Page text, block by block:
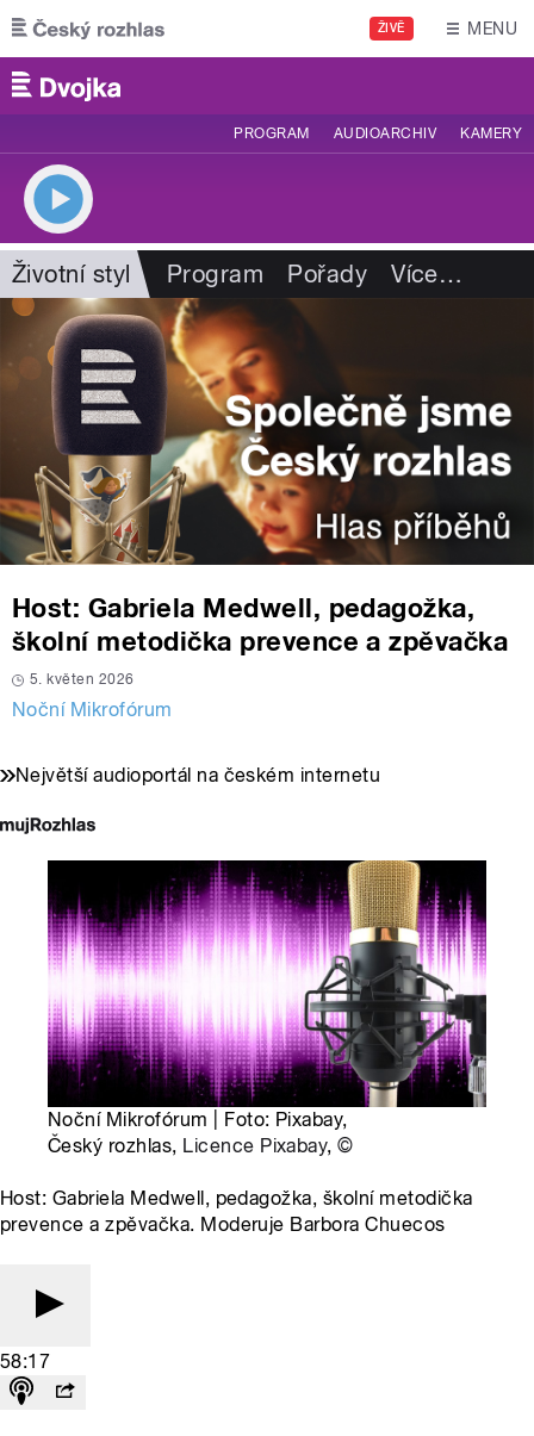
Přejít k hlavnímu obsahu
ŽIVĚ MENU
PROGRAM AUDIOARCHIV KAMERY
Životní styl Program Pořady Více…
Host: Gabriela Medwell, pedagožka,
školní metodička prevence a zpěvačka
5. květen 2026
Noční Mikrofórum
Největší audioportál na českém internetu
Noční Mikrofórum | Foto: Pixabay,
Český rozhlas, Licence Pixabay,©
Host: Gabriela Medwell, pedagožka, školní metodička
prevence a zpěvačka. Moderuje Barbora Chuecos
58:17